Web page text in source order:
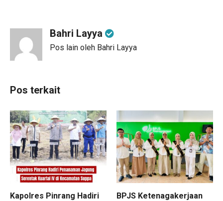
Bahri Layya
Pos lain oleh Bahri Layya
Pos terkait
Kapolres Pinrang Hadiri
BPJS Ketenagakerjaan